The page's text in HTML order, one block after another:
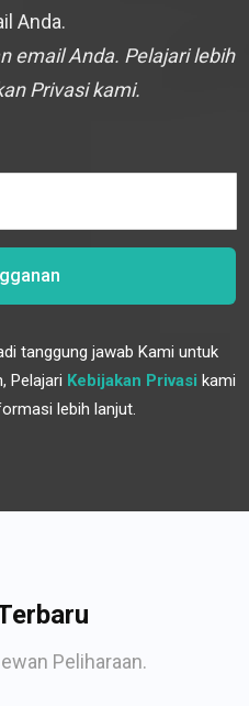
Anda.
email Anda. Pelajari lebih
Privasi kami.
tanggung jawab Kami untuk
Pelajari Kebijakan Privasi kami
lebih lanjut.
Peliharaan.